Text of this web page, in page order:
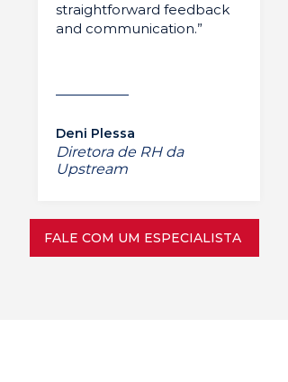
straightforward feedback
and communication.”
Deni Plessa
Diretora de RH da
Upstream
FALE COM UM ESPECIALISTA